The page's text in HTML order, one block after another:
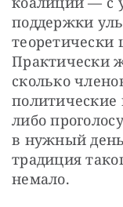
поддержки
теоретически
Практически
сколько
либо
в нужный
традиция
немало.